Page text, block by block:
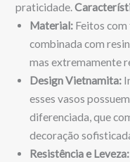
praticidade.
Material: Feitos
combinada com
mas extremamente
Design Vietnamita:
esses vasos
diferenciada, que
decoração
Resistência e Leveza: